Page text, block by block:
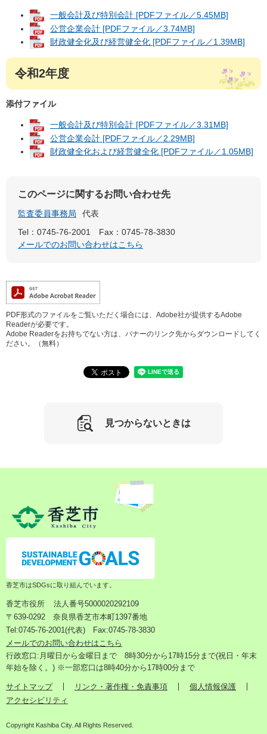
一般会計及び特別会計 [PDFファイル／5.45MB]
公営企業会計 [PDFファイル／3.74MB]
財政健全化及び経営健全化 [PDFファイル／1.39MB]
令和2年度
添付ファイル
一般会計及び特別会計 [PDFファイル／3.31MB]
公営企業会計 [PDFファイル／2.29MB]
財政健全化および経営健全化 [PDFファイル／1.05MB]
このページに関するお問い合わせ先
監査委員事務局
代表
Tel：0745-76-2001
Fax：0745-78-3830
メールでのお問い合わせはこちら
PDF形式のファイルをご覧いただく場合には、Adobe社が提供するAdobe
Readerが必要です。
Adobe Readerをお持ちでない方は、バナーのリンク先からダウンロードしてく
ださい。（無料）
見つからないときは
香芝市はSDGsに取り組んでいます。
香芝市役所
法人番号5000020292109
〒639-0292 奈良県香芝市本町1397番地
Tel:0745-76-2001(代表) Fax:0745-78-3830
メールでのお問い合わせはこちら
行政窓口:月曜日から金曜日まで 8時30分から17時15分まで(祝日・年末
年始を除く。) ※一部窓口は8時40分から17時00分まで
サイトマップ リンク・著作権・免責事項
個人情報保護
アクセシビリティ
Copyright Kashiba City. All Rights Reserved.